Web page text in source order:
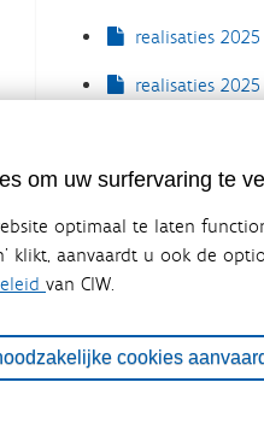
realisaties
realisaties
om uw surfervaring te
optimaal te laten
klikt, aanvaardt u ook de
van CIW.
cookies
website van de
(CIW) is een overlegplatform
Deze samenwerking